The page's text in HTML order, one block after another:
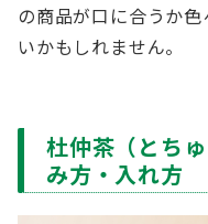
の商品が口に合うか
いかもしれません。
杜仲茶（とち
み方・入れ方